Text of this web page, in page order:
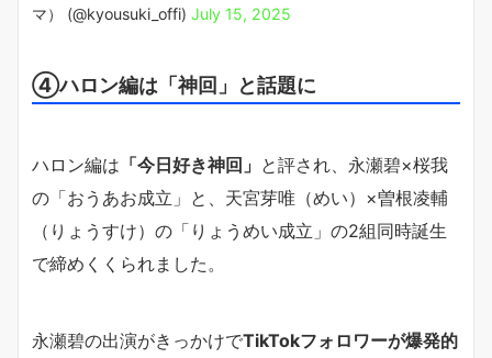
マ） (@kyousuki_offi) July 15, 2025
④ハロン編は「神回」と話題に
ハロン編は 「今日好き神回」 と評され、永瀬碧×桜我
の「おうあお成立」と、天宮芽唯（めい）×曽根凌輔
（りょうすけ）の「りょうめい成立」の2組同時誕生
で締めくくられました。
永瀬碧の出演がきっかけでTikTokフォロワーが爆発的